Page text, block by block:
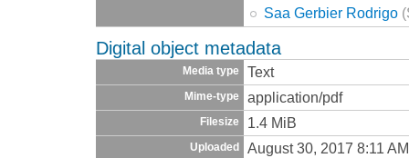
Saa Gerbier Rodrigo
Digital object metadata
Media type Text
Mime-type application/pdf
Filesize 1.4 MiB
Uploaded August 30, 2017 8:11 AM